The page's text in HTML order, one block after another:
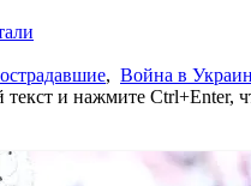
, Война в
и нажмите Ctrl+Enter,